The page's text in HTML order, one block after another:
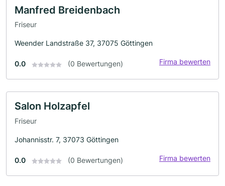
Manfred Breidenbach
Friseur
Weender Landstraße 37, 37075 Göttingen
0.0 (0 Bewertungen) Firma bewerten
Salon Holzapfel
Friseur
Johannisstr. 7, 37073 Göttingen
0.0 (0 Bewertungen) Firma bewerten